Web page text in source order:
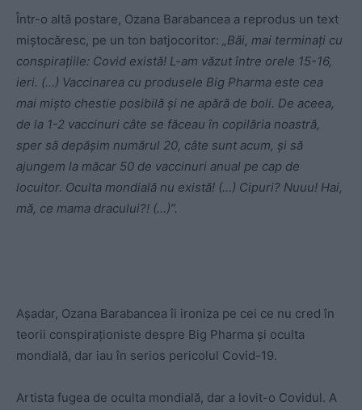
Într-o altă postare, Ozana Barabancea a reprodus un text
miștocăresc, pe un ton batjocoritor: „Băi, mai terminați cu
conspirațiile: Covid există! L-am văzut între orele 15-16,
ieri. (…) Vaccinarea cu produsele Big Pharma este cea
mai mișto chestie posibilă și ne apără de boli. De aceea,
de la 1-2 vaccinuri câte se făceau în copilăria noastră,
sper să depășim numărul 20, câte sunt acum, și să
ajungem la măcar 50 de vaccinuri anual pe cap de
locuitor. Oculta mondială nu există! (…) Cipuri? Nuuu! Hai,
mă, ce mama dracului?! (…)”.
Așadar, Ozana Barabancea îi ironiza pe cei ce nu cred în
teorii conspiraționiste despre Big Pharma și oculta
mondială, dar iau în serios pericolul Covid-19.
Artista fugea de oculta mondială, dar a lovit-o Covidul. A